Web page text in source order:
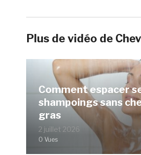
Plus de vidéo de
Comment espacer
shampoings sans
gras
2 juillet 2026
0 Vues